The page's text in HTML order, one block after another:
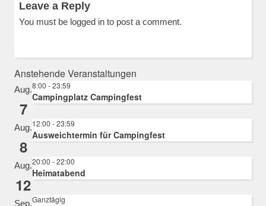
Leave a Reply
You must be logged into post a comment.
Anstehende Veranstaltungen
Aug.
7
8:00 -23:59
Campingplatz Campingfest
Aug.
8
12:00 -23:59
Ausweichtermin für Campingfest
Aug.
12
20:00 -22:00
Heimatabend
Sep.Ganztägig